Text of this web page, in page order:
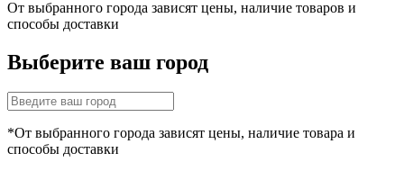
От выбранного города зависят цены, наличие товаров и
способы доставки
Выберите ваш город
*От выбранного города зависят цены, наличие товара и
способы доставки